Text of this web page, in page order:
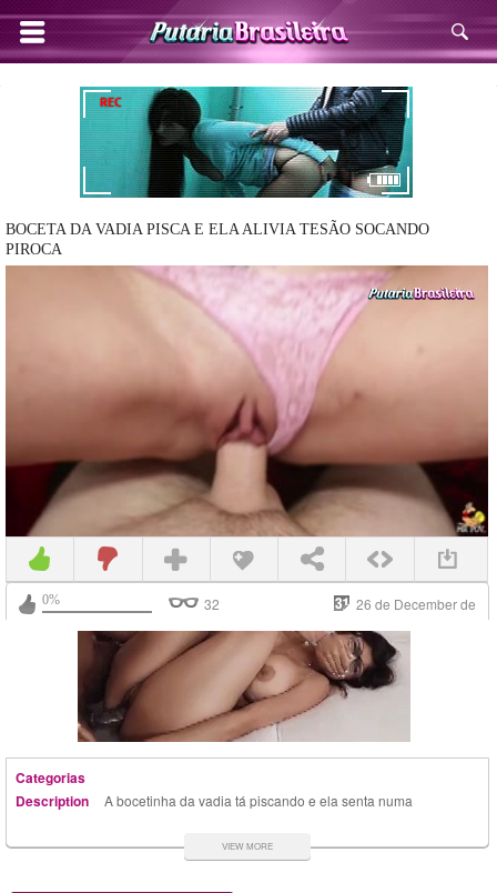
BOCETA DA VADIA PISCA E ELA ALIVIA TESÃO SOCANDO
PIROCA
0% 32
26 de December de
2019
Categorias
Description
A bocetinha da vadia tá piscando e ela senta numa
greluda safada faz boquete, toca bronha e vira de
costas pra dar esse cuzinho delicioso e ficar com a
VIEW MORE